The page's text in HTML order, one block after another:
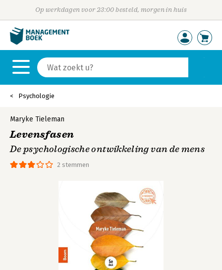
Op werkdagen voor 23:00 besteld, morgen in huis
Psychologie
2 stemmen
Maryke Tieleman
Levensfasen
De psychologische ontwikkeling van de mens